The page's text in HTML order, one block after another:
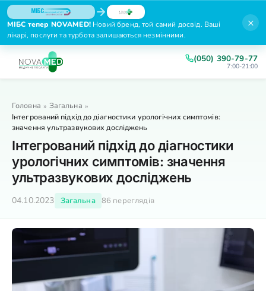
МІБС тепер NOVAMED!Новий бренд, той самий досвід. Ваші
лікарі, послуги та турбота залишаються незмінними.
×
(050) 390-79-77
7:00-21:00
Головна » Загальна »
Інтегрований підхід до діагностики урологічних симптомів:
значення ультразвукових досліджень
Інтегрований підхід до діагностики
урологічних симптомів: значення
ультразвукових досліджень
04.10.2023 Загальна 86 переглядів